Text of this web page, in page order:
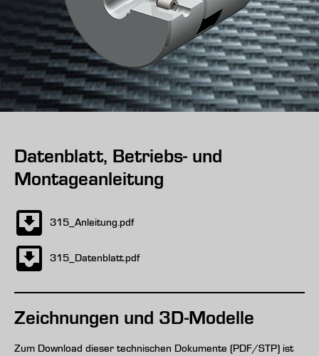
Datenblatt, Betriebs- und
Montageanleitung
315_Anleitung.pdf
315_Datenblatt.pdf
Zeichnungen und 3D-Modelle
Zum Download dieser technischen Dokumente (PDF/STP) ist